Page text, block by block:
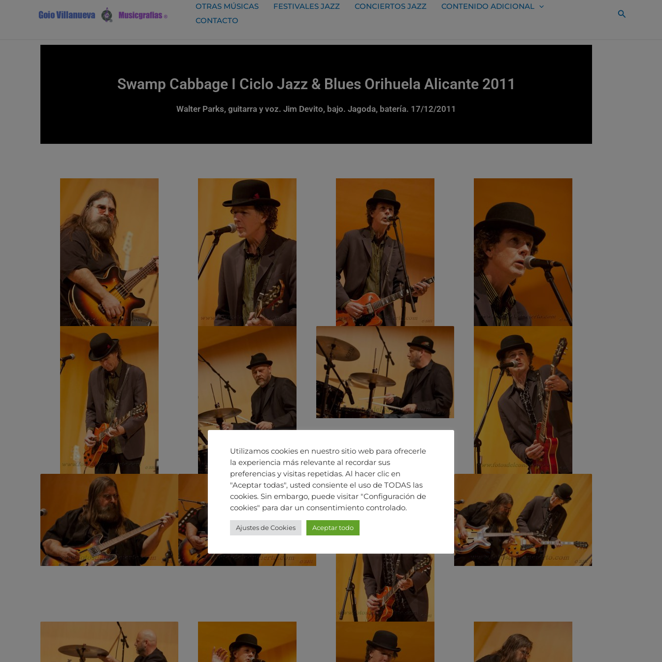
OTRAS MÚSICAS FESTIVALES JAZZ CONCIERTOS JAZZ
CONTENIDO ADICIONAL
CONTACTO
Buscar
Swamp Cabbage I Ciclo Jazz & Blues Orihuela Alicante 2011
Walter Parks, guitarra y voz. Jim Devito, bajo. Jagoda, batería. 17/12/2011
Utilizamos cookies en nuestro sitio web para ofrecerle
la experiencia más relevante al recordar sus
preferencias y visitas repetidas. Al hacer clic en
"Aceptar todas", usted consiente el uso de TODAS las
cookies. Sin embargo, puede visitar "Configuración de
cookies" para dar un consentimiento controlado.
Ajustes de Cookies Aceptar todo